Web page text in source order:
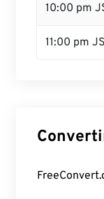
10:00 pm
11:00 pm